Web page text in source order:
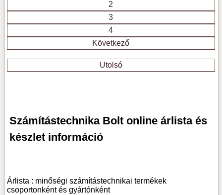
2
3
4
Következő
Utolsó
Számítástechnika Bolt online árlista és
készlet információ
Árlista : minőségi számítástechnikai termékek
csoportonként és gyártónként